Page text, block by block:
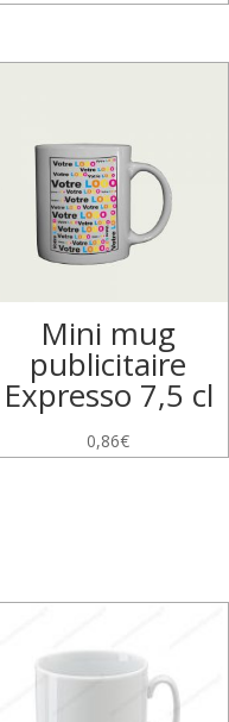
Mini mug
publicitaire
Expresso 7,5 cl
0,86€